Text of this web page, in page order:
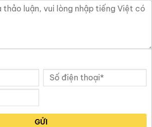
GỬI